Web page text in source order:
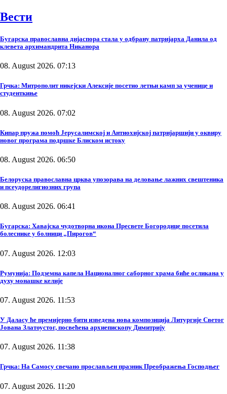
Вести
Бугарска православна дијаспора стала у одбрану патријарха Данила од
клевета архимандрита Никанора
08. August 2026. 07:13
Грчка: Митрополит никејски Алексије посетио летњи камп за ученице и
студенткиње
08. August 2026. 07:02
Кипар пружа помоћ Јерусалимској и Антиохијској патријаршији у оквиру
новог програма подршке Блиском истоку
08. August 2026. 06:50
Белоруска православна црква упозорава на деловање лажних свештеника
и псеудорелигиозних група
08. August 2026. 06:41
Бугарска: Хавајска чудотворна икона Пресвете Богородице посетила
болеснике у болници „Пирогов“
07. August 2026. 12:03
Румунија: Подземна капела Националног саборног храма биће осликана у
духу монашке келије
07. August 2026. 11:53
У Даласу ће премијерно бити изведена нова композиција Литургије Светог
Јована Златоустог, посвећена архиепископу Димитрију
07. August 2026. 11:38
Грчка: На Самосу свечано прослављен празник Преображења Господњег
07. August 2026. 11:20